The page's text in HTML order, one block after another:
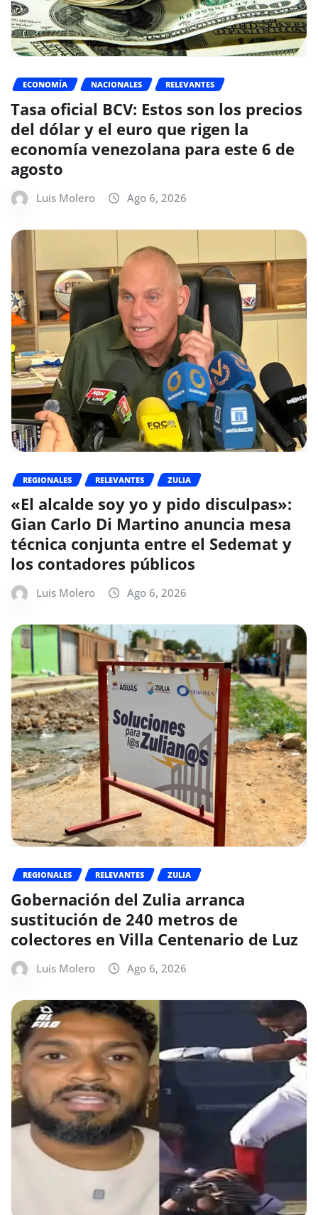
ECONOMÍA NACIONALES RELEVANTES
Tasa oficial BCV: Estos son los precios
del dólar y el euro que rigen la
economía venezolana para este 6 de
agosto
Luis Molero Ago 6, 2026
REGIONALES RELEVANTES ZULIA
«El alcalde soy yo y pido disculpas»:
Gian Carlo Di Martino anuncia mesa
técnica conjunta entre el Sedemat y
los contadores públicos
Luis Molero Ago 6, 2026
REGIONALES RELEVANTES ZULIA
Gobernación del Zulia arranca
sustitución de 240 metros de
colectores en Villa Centenario de Luz
Luis Molero Ago 6, 2026